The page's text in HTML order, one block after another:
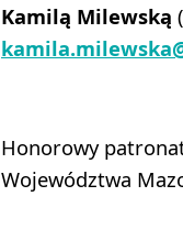
Kamilą Milewską
Honorowy
Województwa